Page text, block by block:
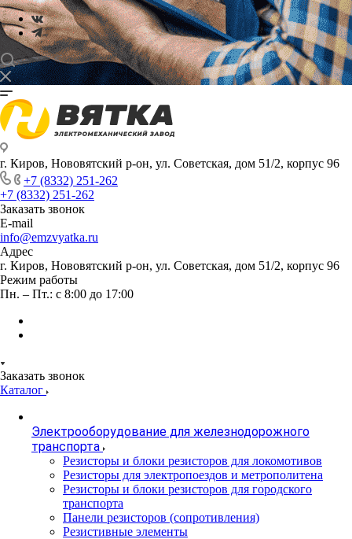
г. Киров, Нововятский р-он, ул. Советская, дом 51/2, корпус 96
+7 (8332) 251-262
+7 (8332) 251-262
Заказать звонок
E-mail
info@emzvyatka.ru
Адрес
г. Киров, Нововятский р-он, ул. Советская, дом 51/2, корпус 96
Режим работы
Пн. – Пт.: с 8:00 до 17:00
Заказать звонок
Каталог
Электрооборудование для железнодорожного
транспорта
Резисторы и блоки резисторов для локомотивов
Резисторы для электропоездов и метрополитена
Резисторы и блоки резисторов для городского
транспорта
Панели резисторов (сопротивления)
Резистивные элементы